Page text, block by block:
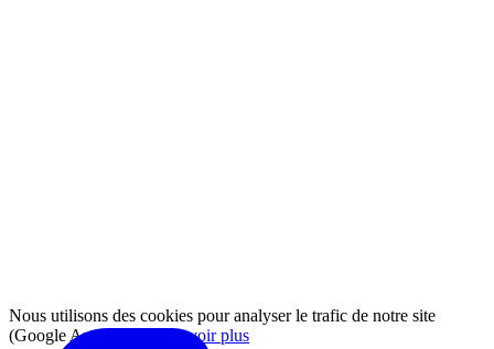
Nous utilisons des cookies pour analyser le trafic de notre site
(Google Analytics).
En savoir plus